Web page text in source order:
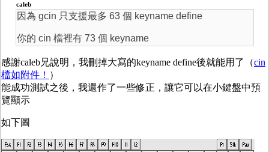
caleb
因為 gcin 只支援最多 63 個 keyname define
你的 cin 檔裡有 73 個 keyname
感謝caleb兄說明，我刪掉大寫的keyname define後就能用了（cin
檔如附件！ ）
能成功測試之後，我還作了一些修正，讓它可以在小鍵盤中預
覽顯示
如下圖